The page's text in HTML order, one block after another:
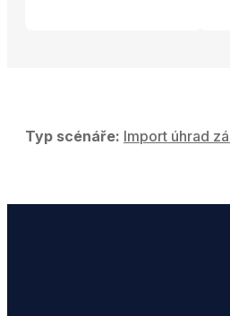
Typ scénáře: Import úhrad